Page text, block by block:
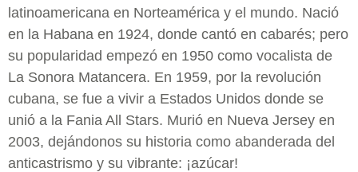
latinoamericana en Norteamérica y el mundo. Nació
en la Habana en 1924, donde cantó en cabarés; pero
su popularidad empezó en 1950 como vocalista de
La Sonora Matancera. En 1959, por la revolución
cubana, se fue a vivir a Estados Unidos donde se
unió a la Fania All Stars. Murió en Nueva Jersey en
2003, dejándonos su historia como abanderada del
anticastrismo y su vibrante: ¡azúcar!